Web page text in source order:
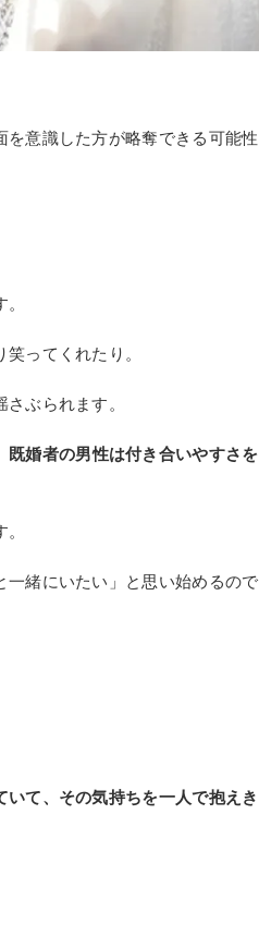
意識した方が略奪できる可能性
ってくれたり。
ぶられます。
婚者の男性は付き合いやすさを
緒にいたい」と思い始めるので
て、その気持ちを一人で抱えき